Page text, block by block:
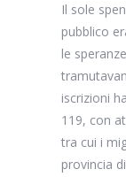
Il sole
pubblico
le
iscrizioni
119, con
tra cui i
provincia